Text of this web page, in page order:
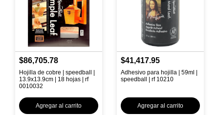
$86,705.78
Hojilla de cobre | speedball |
13.9x13.9cm | 18 hojas | rf
0010032
Agregar al carrito
$41,417.95
Adhesivo para hojilla | 59ml |
speedball | rf 10210
Agregar al carrito